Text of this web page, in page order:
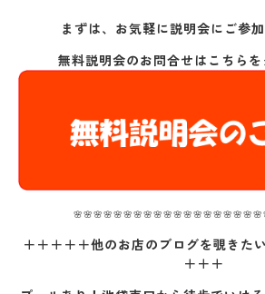
まずは、お気軽に説明会にご参
無料説明会のお問合せはこちらを
＋＋＋＋＋他のお店のブログを覗きた
＋＋＋